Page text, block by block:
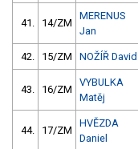
41. 14/ZM
MERENUS
Jan
42. 15/ZM NOŽÍŘ David
43. 16/ZM
VYBULKA
Matěj
44. 17/ZM
HVĚZDA
Daniel